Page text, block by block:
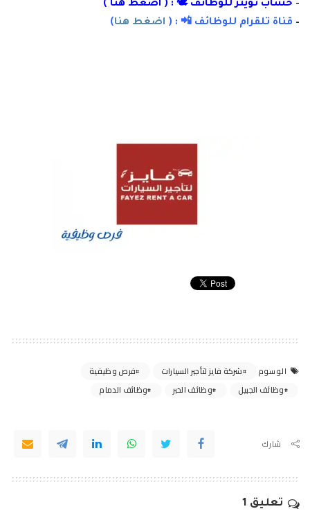
– حساب تويتر للوظائف 🕊 : ( اضغط هنا )
– قناة تلقرام للوظائف 📲 : ( اضغط هنا)
الوسوم شركة فايز لتأجير السيارات
فرص وظيفية
وظائف الجبيل
وظائف الخبر وظائف الدمام
شارك
تعليق 1